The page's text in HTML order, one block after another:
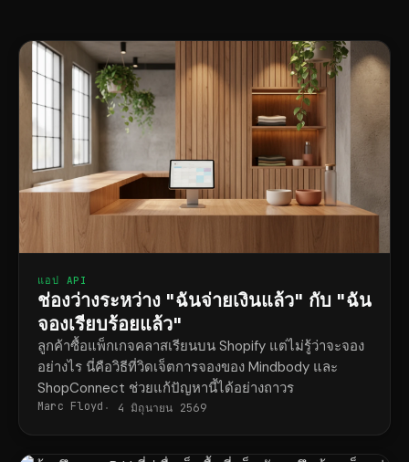
แอป API
ช่องว่างระหว่าง "ฉันจ่ายเงินแล้ว" กับ "ฉัน
จองเรียบร้อยแล้ว"
ลูกค้าซื้อแพ็กเกจคลาสเรียนบน Shopify แต่ไม่รู้ว่าจะจอง
อย่างไร นี่คือวิธีที่วิดเจ็ตการจองของ Mindbody และ
ShopConnect ช่วยแก้ปัญหานี้ได้อย่างถาวร
Marc Floyd 4 มิถุนายน 2569